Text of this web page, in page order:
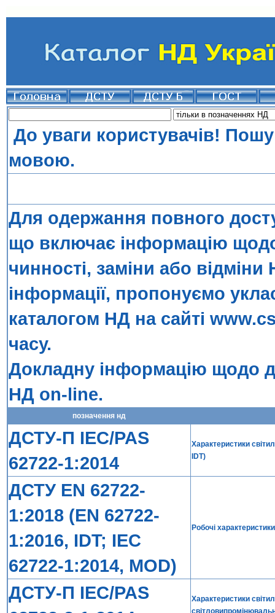
До уваги користувачів!
мовою.
Для одержання повного
що включає інформацію
чинності, заміни або
інформації, пропонуємо
каталогом НД на сайті
часу.
Докладну інформацію щодо
НД on-line.
позначення нд
ДСТУ-П IEC/PAS
62722-1:2014
Характеристики
IDT)
ДСТУ EN 62722-
1:2018 (EN 62722-
1:2016, IDT; IEC
62722-1:2014, MOD)
Робочі
ДСТУ-П IEC/PAS
Характеристики